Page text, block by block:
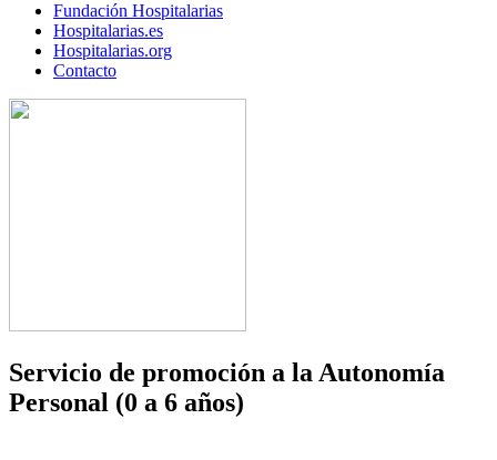
Fundación Hospitalarias
Hospitalarias.es
Hospitalarias.org
Contacto
Servicio de promoción a la Autonomía
Personal (0 a 6 años)